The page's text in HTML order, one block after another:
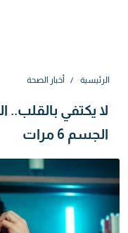
الرئيسية أخبار الصحة
لا يكتفي بالقلب..
الجسم 6 مرات